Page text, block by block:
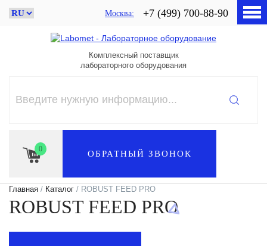
Москва +7 (499) 700-88-90
Комплексный поставщик
лабораторного оборудования
0 ОБРАТНЫЙ ЗВОНОК
Главная / Каталог / ROBUST FEED PRO
ROBUST FEED PRO